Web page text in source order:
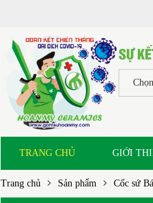
TRANG CHỦ GIỚI
Trang chủ Sản phẩm Cốc sứ